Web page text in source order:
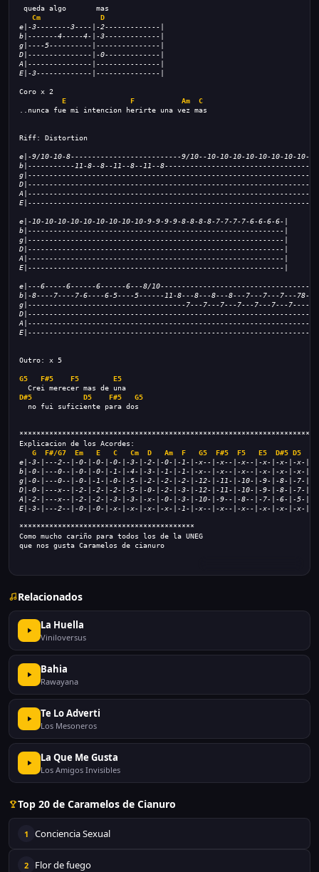
queda algo       mas
Cm
D
e|-3--------3----|-2-------------|
b|-------4-----4-|-3-------------|
g|----5----------|---------------|
D|---------------|-0-------------|
A|---------------|---------------|
E|-3-------------|---------------|
Coro x 2
E
F Am
C
..nunca fue mi intencion herirte una vez mas
Riff: Distortion
e|-9/10-10-8--------------------------9/10--10-10-10-10-10-10-10-10-|
b|-----------11-8--8--11--8--11--8----------------------------------|
g|------------------------------------------------------------------|
D|------------------------------------------------------------------|
A|------------------------------------------------------------------|
E|------------------------------------------------------------------|
e|-10-10-10-10-10-10-10-10-10-9-9-9-9-8-8-8-8-7-7-7-7-6-6-6-6-|
b|------------------------------------------------------------|
g|------------------------------------------------------------|
D|------------------------------------------------------------|
A|------------------------------------------------------------|
E|------------------------------------------------------------|
e|---6-----6------6------6---8/
b|-8----7----7-6----6-5----5------11-8---8---8---8---7---7---7---78-
g|-------------------------------------7---7---7---7---7---7---
Outro: x 5
G5 F#5 F5
E5
Crei merecer mas de una
D#5
D5 F#5
G5
no fui suficiente para dos
Explicacion de los Acordes:
G
F#/G7 Em E C Cm D Am F G5 F#5 F5 E5 D#5 D5
e|-3-|---2--|-0-|-0-|-0-|-3-|-2-|-0-|-1-|-x--|-x--|-x--|-x-|-x-|-x-|
b|-0-|---0--|-0-|-0-|-1-|-4-|-3-|-1-|-1-|-x--|-x--|-x--|-x-|-x-|-x-|
g|-0-|---0--|-0-|-1-|-0-|-5-|-2-|-2-|-2-|-12-|-11-|-10-|-9-|-8-|-7-|
D|-0-|---x--|-2-|-2-|-2-|-5-|-0-|-2-|-3-|-12-|-11-|-10-|-9-|-8-|-7-|
A|-2-|---x--|-2-|-2-|-3-|-3-|-x-|-0-|-3-|-10-|-9--|-8--|-7-|-6-|-5-|
E|-3-|---2--|-0-|-0-|-x-|-x-|-x-|-x-|-1-|-x--|-x--|-x--|-x-|-x-|-x-|
*****************************************
Como mucho cariño para todos los de la UNEG
que nos gusta Caramelos de cianuro
Relacionados
La Huella
Viniloversus
Bahia
Rawayana
Te Lo Adverti
Los Mesoneros
La Que Me Gusta
Los Amigos Invisibles
Top 20 de Caramelos de Cianuro
1 Conciencia Sexual
2 Flor de fuego